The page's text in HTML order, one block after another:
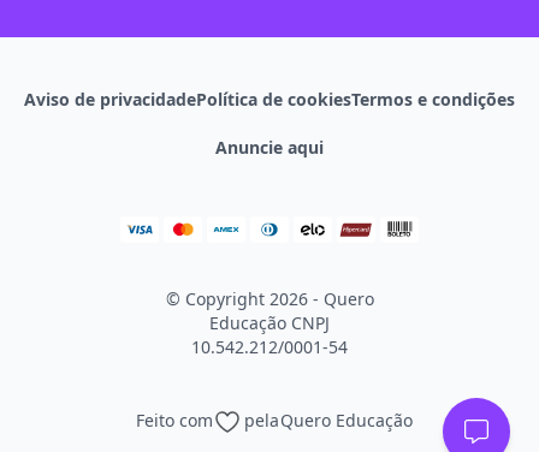
Aviso de privacidadePolítica de cookiesTermos e condições
Anuncie aqui
© Copyright 2026 - Quero
Educação CNPJ
10.542.212/0001-54
Feito com pelaQuero Educação